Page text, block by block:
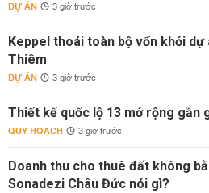
DỰ ÁN 3 giờ trước
Keppel thoái toàn bộ vốn khỏi
Thiêm
DỰ ÁN 3 giờ trước
Thiết kế quốc lộ 13 mở rộng gần
QUY HOẠCH 3 giờ trước
Doanh thu cho thuê đất không
Sonadezi Châu Đức nói gì?